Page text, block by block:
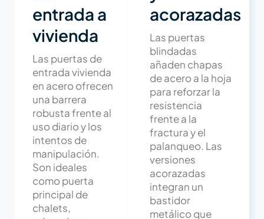
entrada a
vivienda
Las puertas de
entrada vivienda
en acero ofrecen
una barrera
robusta frente al
uso diario y los
intentos de
manipulación.
Son ideales
como puerta
principal de
chalets,
acorazadas
Las puertas
blindadas
añaden chapas
de acero a la hoja
para reforzar la
resistencia
frente a la
fractura y el
palanqueo. Las
versiones
acorazadas
integran un
bastidor
metálico que